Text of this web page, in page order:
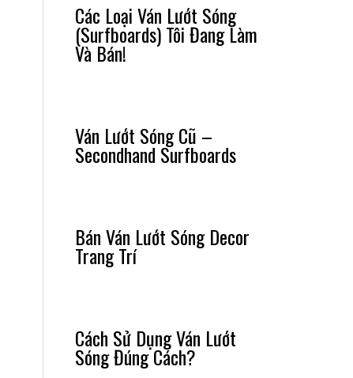
Các Loại Ván Lướt Sóng
(Surfboards) Tôi Đang Làm
Và Bán!
Ván Lướt Sóng Cũ –
Secondhand Surfboards
Bán Ván Lướt Sóng Decor
Trang Trí
Cách Sử Dụng Ván Lướt
Sóng Đúng Cách?